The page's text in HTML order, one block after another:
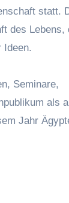
statt.
des Lebens,
Ideen.
Seminare,
als
Jahr